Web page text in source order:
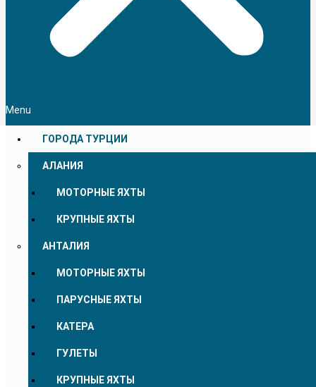
Menu
ГОРОДА ТУРЦИИ
АЛАНИЯ
МОТОРНЫЕ ЯХТЫ
КРУПНЫЕ ЯХТЫ
АНТАЛИЯ
МОТОРНЫЕ ЯХТЫ
ПАРУСНЫЕ ЯХТЫ
КАТЕРА
ГУЛЕТЫ
КРУПНЫЕ ЯХТЫ